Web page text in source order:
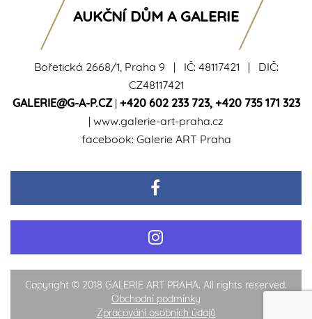
Bořetická 2668/1, Praha 9 | IČ: 48117421 | DIČ:
CZ48117421
GALERIE@G-A-P.CZ| +420 602 233 723, +420 735 171 323
| www.galerie-art-praha.cz
facebook: Galerie ART Praha
AUKČNÍ DŮM A GALERIE
Copyright © 2018 GALERIE ART PRAHA. All rights reserved.
Obchodní podmínky
Zpracování osobních údajů